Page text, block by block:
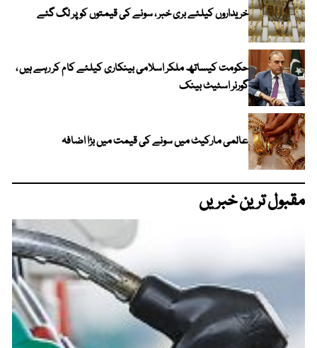
خریداروں کیلئے بری خبر ، سونے کی قیمتوں کو پر لگ گئے
حکومت کیساتھ ملکر اسلامی بینکاری کیلئے کام کر رہے ہیں ،
گورنر اسٹیٹ بینک
عالمی مارکیٹ میں سونے کی قیمت میں بڑا اضافہ
مقبول ترین خبریں